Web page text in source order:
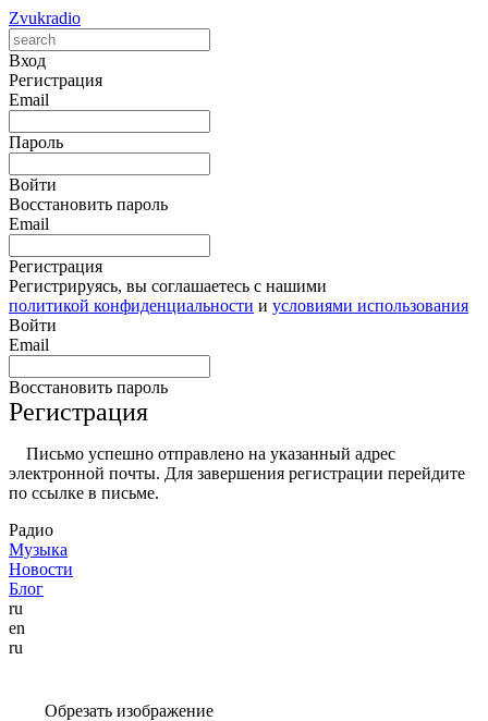
Zvukradio
Вход
Регистрация
Email
Пароль
Войти
Восстановить пароль
Email
Регистрация
Регистрируясь, вы соглашаетесь с нашими
политикой конфиденциальности и условиями использования
Войти
Email
Восстановить пароль
Регистрация
Письмо успешно отправлено на указанный адрес
электронной почты. Для завершения регистрации перейдите
по ссылке в письме.
Радио
Музыка
Новости
Блог
ru
en
ru
Обрезать изображение